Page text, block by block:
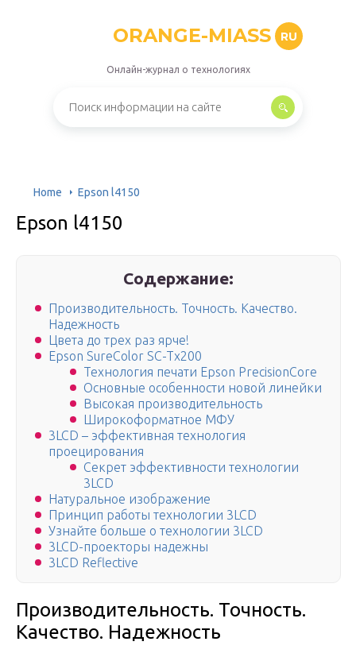
ORANGE-MIASS RU
Онлайн-журнал о технологиях
Home Epson l4150
Epson l4150
Содержание:
Производительность. Точность. Качество.
Надежность
Цвета до трех раз ярче!
Epson SureColor SC-Tx200
Технология печати Epson PrecisionCore
Основные особенности новой линейки
Высокая производительность
Широкоформатное МФУ
3LCD – эффективная технология
проецирования
Секрет эффективности технологии
3LCD
Натуральное изображение
Принцип работы технологии 3LCD
Узнайте больше о технологии 3LCD
3LCD-проекторы надежны
3LCD Reflective
Производительность. Точность.
Качество. Надежность